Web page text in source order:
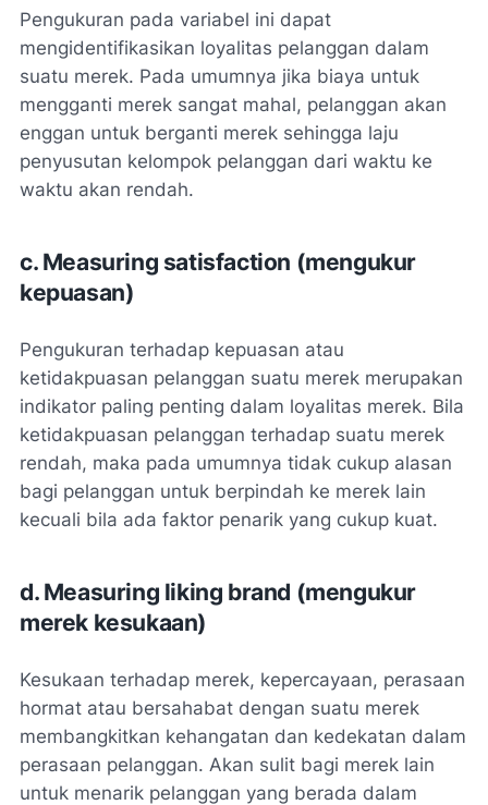
Pengukuran pada variabel ini dapat
mengidentifikasikan loyalitas pelanggan dalam
suatu merek. Pada umumnya jika biaya untuk
mengganti merek sangat mahal, pelanggan akan
enggan untuk berganti merek sehingga laju
penyusutan kelompok pelanggan dari waktu ke
waktu akan rendah.
c. Measuring satisfaction (mengukur
kepuasan)
Pengukuran terhadap kepuasan atau
ketidakpuasan pelanggan suatu merek merupakan
indikator paling penting dalam loyalitas merek. Bila
ketidakpuasan pelanggan terhadap suatu merek
rendah, maka pada umumnya tidak cukup alasan
bagi pelanggan untuk berpindah ke merek lain
kecuali bila ada faktor penarik yang cukup kuat.
d. Measuring liking brand (mengukur
merek kesukaan)
Kesukaan terhadap merek, kepercayaan, perasaan
hormat atau bersahabat dengan suatu merek
membangkitkan kehangatan dan kedekatan dalam
perasaan pelanggan. Akan sulit bagi merek lain
untuk menarik pelanggan yang berada dalam